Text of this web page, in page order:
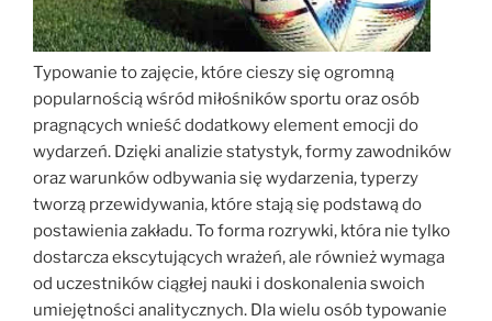
Typowanie to zajęcie, które cieszy się ogromną
popularnością wśród miłośników sportu oraz osób
pragnących wnieść dodatkowy element emocji do
wydarzeń. Dzięki analizie statystyk, formy zawodników
oraz warunków odbywania się wydarzenia, typerzy
tworzą przewidywania, które stają się podstawą do
postawienia zakładu. To forma rozrywki, która nie tylko
dostarcza ekscytujących wrażeń, ale również wymaga
od uczestników ciągłej nauki i doskonalenia swoich
umiejętności analitycznych. Dla wielu osób typowanie